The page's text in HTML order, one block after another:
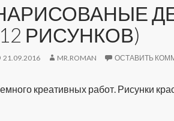
РИСУНКОВ)
21.09.2016 MR.ROMAN ОСТАВИТЬ
креативных работ. Рисунки